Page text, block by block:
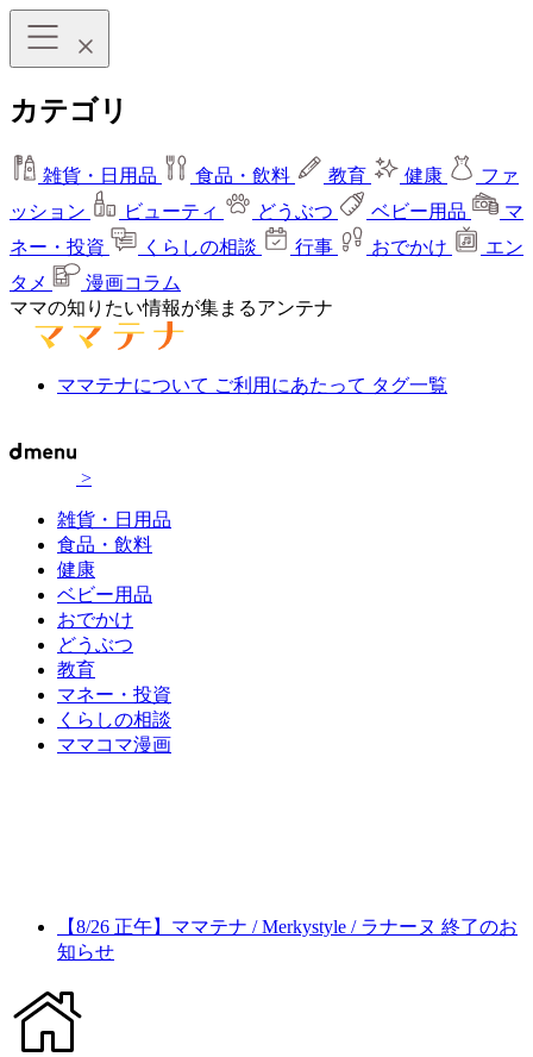
カテゴリ
雑貨・日用品 食品・飲料 教育 健康
ファ
ッション
ビューティ どうぶつ ベビー用品
マ
ネー・投資
くらしの相談 行事 おでかけ
エン
タメ
漫画コラム
ママの知りたい情報が集まるアンテナ
ママテナについて ご利用にあたって タグ一覧
>
雑貨・日用品
食品・飲料
健康
ベビー用品
おでかけ
どうぶつ
教育
マネー・投資
くらしの相談
ママコマ漫画
【8/26 正午】ママテナ / Merkystyle / ラナーヌ 終了のお
知らせ